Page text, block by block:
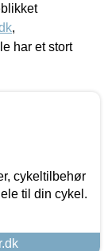
,
har et stort
cykeltilbehør
til din cykel.